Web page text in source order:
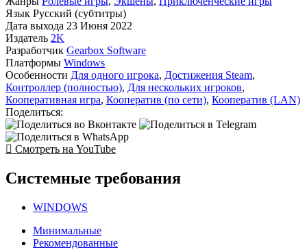
Язык Русский (субтитры)
Дата выхода 23 Июня 2022
Издатель 2K
Разработчик Gearbox Software
Платформы Windows
Особенности Для одного игрока, Достижения Steam,
Контроллер (полностью), Для нескольких игроков,
Кооперативная игра, Кооператив (по сети), Кооператив (LAN)
Поделиться:
Смотреть на YouTube
Системные требования
WINDOWS
Минимальные
Рекомендованные